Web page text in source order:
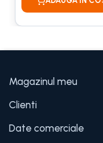
Magazinul meu
Clienti
Date comerciale